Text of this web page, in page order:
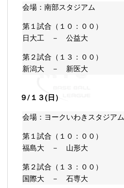
会場：南部スタジアム
第１試合（１０：００）
日大工 － 公益大
第２試合（１３：００）
新潟大 － 新医大
９/１３(日）
会場：ヨークいわきスタジアム
第１試合（１０：００）
福島大 － 山形大
第２試合（１３：００）
国際大 － 石専大